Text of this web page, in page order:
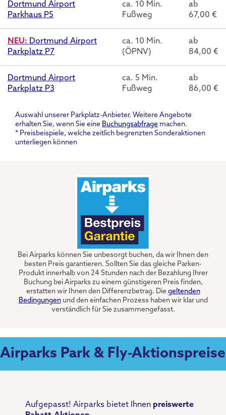
Dortmund Airport
Parkhaus P5
ca. 10 Min.
Fußweg
ab
67,00 €
NEU: Dortmund Airport
Parkplatz P7
ca. 10 Min.
(ÖPNV)
ab
84,00 €
Dortmund Airport
Parkplatz P3
ca. 5 Min.
Fußweg
ab
86,00 €
Auswahl unserer Parkplatz-Anbieter. Weitere Angebote
erhalten Sie, wenn Sie eine Buchungsabfrage machen.
* Preisbeispiele, welche zeitlich begrenzten Sonderaktionen
unterliegen können
Bei Airparks können Sie unbesorgt buchen, da wir Ihnen den
besten Preis garantieren. Sollten Sie das gleiche Parken-
Produkt innerhalb von 24 Stunden nach der Bezahlung Ihrer
Buchung bei Airparks zu einem günstigeren Preis finden,
erstatten wir Ihnen den Differenzbetrag. Die geltenden
Bedingungenund den einfachen Prozess haben wir klar und
verständlich für Sie zusammengefasst.
Airparks Park & Fly-Aktionspreise
Aufgepasst! Airparks bietet Ihnen preiswerte